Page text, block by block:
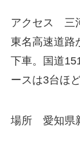
アクセス 三
東名高速道路
下車。国道
ースは3台ほど
場所 愛知県